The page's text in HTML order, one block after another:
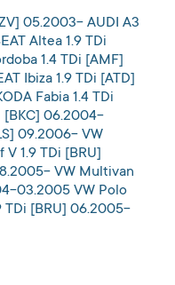
05.2003- AUDI A3
Altea 1.9 TDi
1.4 TDi [AMF]
Ibiza 1.9 TDi [ATD]
Fabia 1.4 TDi
[BKC] 06.2004-
09.2006- VW
1.9 TDi [BRU]
VW Multivan
03.2005 VW Polo
TDi [BRU] 06.2005-